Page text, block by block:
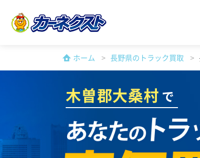
ホーム 長野県のトラック買取
木曽郡大桑村で